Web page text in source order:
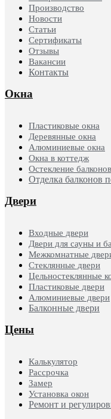
Производство
Новости
Статьи
Сертификаты
Отзывы
Вакансии
Контакты
Окна
Пластиковые окна
Деревянные окна
Алюминиевые окна
Окна в коттедж
Остекление балконов
Отделка балконов
Двери
Входные двери
Двери для сауны и
Межкомнатные
Стеклянные двери
Цельностеклянные
Пластиковые двери
Алюминиевые двери
Балконные двери
Цены
Калькулятор
Рассрочка
Замер
Установка окон
Ремонт и